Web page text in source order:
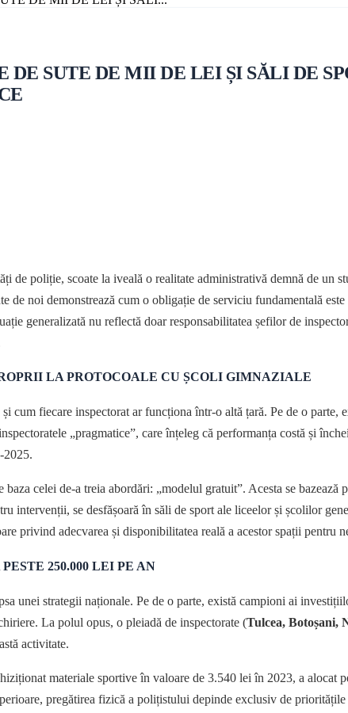
SUTE DE MII DE LEI ȘI SĂLI DE
de poliție, scoate la iveală o realitate administrativă demnă de un
de noi demonstrează cum o obligație de serviciu fundamentală
generalizată nu reflectă doar responsabilitatea șefilor de
LA PROTOCOALE CU ȘCOLI GIMNAZIALE
cum fiecare inspectorat ar funcționa într-o altă țară. Pe de o parte,
„pragmatice”, care înțeleg că performanța costă și
2025.
celei de-a treia abordări: „modelul gratuit”. Acesta se
intervenții, se desfășoară în săli de sport ale liceelor și școlilor
privind adecvarea și disponibilitatea reală a acestor spații pentru
250.000 LEI PE AN
unei strategii naționale. Pe de o parte, există campioni ai
La polul opus, o pleiadă de inspectorate (Tulcea, Botoșani,
activitate.
materiale sportive în valoare de 3.540 lei în 2023, a
pregătirea fizică a polițistului depinde exclusiv de prioritățile